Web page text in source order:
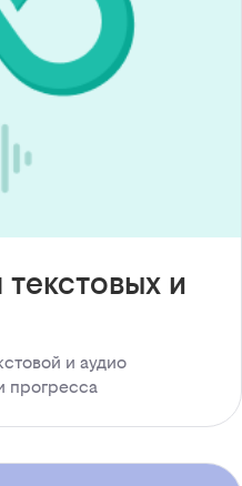
и
и аудио
прогресса